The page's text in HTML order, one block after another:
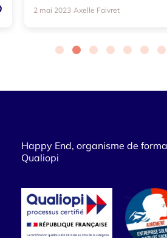
2 mai 2023 Axelle Faivret
Happy End, organisme de
Qualiopi